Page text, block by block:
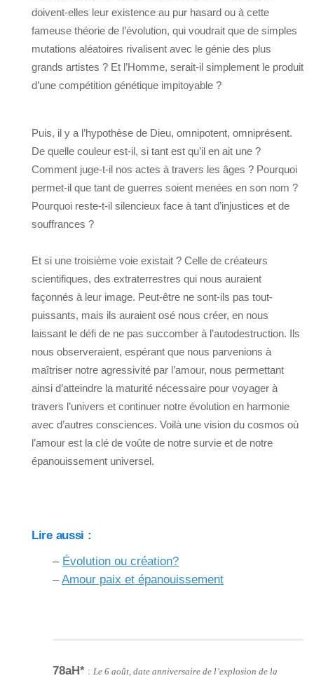
doivent-elles leur existence au pur hasard ou à cette
fameuse théorie de l’évolution, qui voudrait que de simples
mutations aléatoires rivalisent avec le génie des plus
grands artistes ? Et l’Homme, serait-il simplement le produit
d’une compétition génétique impitoyable ?
Puis, il y a l’hypothèse de Dieu, omnipotent, omniprésent.
De quelle couleur est-il, si tant est qu’il en ait une ?
Comment juge-t-il nos actes à travers les âges ? Pourquoi
permet-il que tant de guerres soient menées en son nom ?
Pourquoi reste-t-il silencieux face à tant d’injustices et de
souffrances ?
Et si une troisième voie existait ? Celle de créateurs
scientifiques, des extraterrestres qui nous auraient
façonnés à leur image. Peut-être ne sont-ils pas tout-
puissants, mais ils auraient osé nous créer, en nous
laissant le défi de ne pas succomber à l’autodestruction. Ils
nous observeraient, espérant que nous parvenions à
maîtriser notre agressivité par l’amour, nous permettant
ainsi d’atteindre la maturité nécessaire pour voyager à
travers l’univers et continuer notre évolution en harmonie
avec d’autres consciences. Voilà une vision du cosmos où
l’amour est la clé de voûte de notre survie et de notre
épanouissement universel.
Lire aussi :
– Évolution ou création?
–Amour paix et épanouissement
78aH* : Le 6 août, date anniversaire de l’explosion de la